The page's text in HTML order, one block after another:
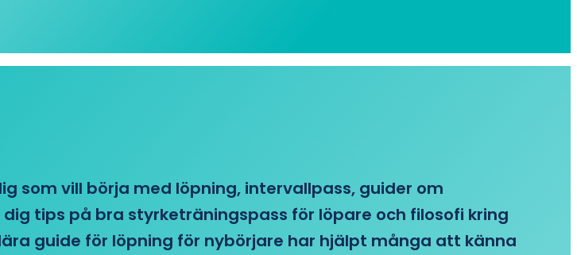
som vill börja med löpning, intervallpass, guider om
tips på bra styrketräningspass för löpare och filosofi kring
guide för löpning för nybörjare har hjälpt många att känna